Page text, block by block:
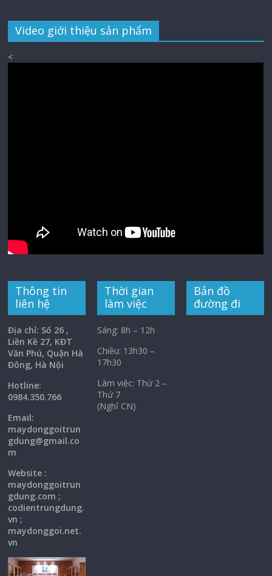
Video giới thiệu sản phẩm
<
Thông tin
liên hệ
Địa chỉ: Số 26 ,
Liền Kề 27, KĐT
Văn Phú, Quận Hà
Đông, Hà Nội
Hotline:
0984.350.766
Email:
maydonggoitrun
gdung@gmail.co
m
Website :
maydonggoitrun
gdung.com ;
codientrungdung.
vn ;
maydonggoi.net.
vn
Thời gian
làm việc
Sáng: 8h – 12h
Chiều: 13h30 –
17h30
Làm việc: Thứ 2 –
Thứ 7
(Nghỉ CN)
Bản đồ
đường đi